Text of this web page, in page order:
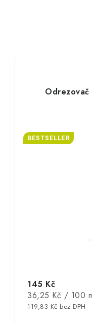
BESTSELLER
119,83 Kč bez DPH
145 Kč
Měrná
cena:
36,25 Kč / 100